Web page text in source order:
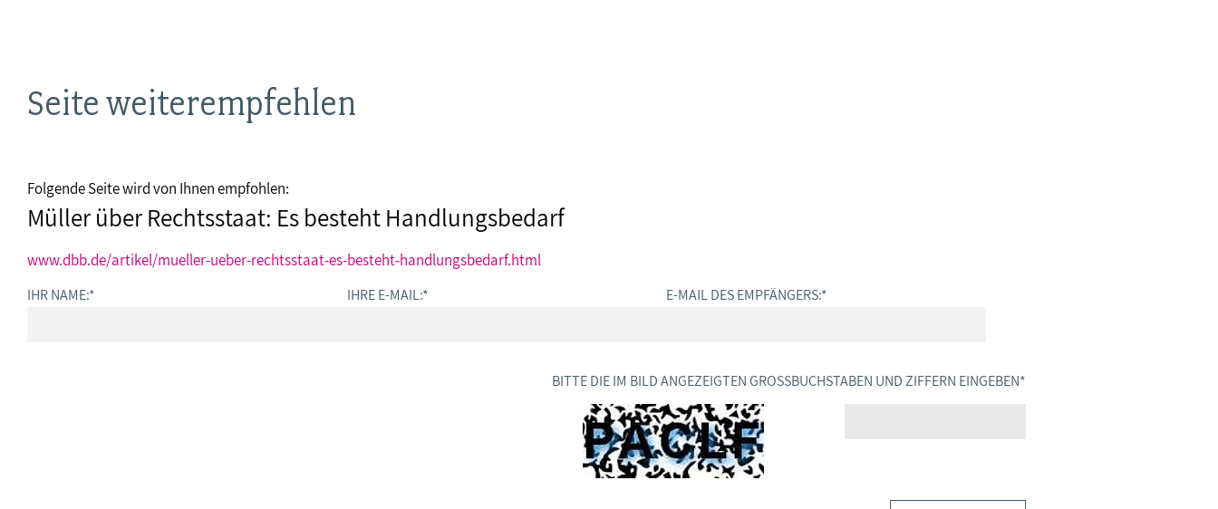
Seite weiterempfehlen
Folgende Seite wird von Ihnen empfohlen:
Müller über Rechtsstaat: Es besteht Handlungsbedarf
www.dbb.de/artikel/mueller-ueber-rechtsstaat-es-besteht-handlungsbedarf.html
IHR NAME:* IHRE E-MAIL:* E-MAIL DES EMPFÄNGERS:*
BITTE DIE IM BILD ANGEZEIGTEN GROSSBUCHSTABEN UND ZIFFERN EINGEBEN *